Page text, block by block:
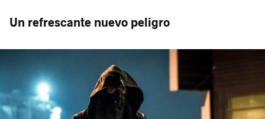
Un refrescante nuevo peligro